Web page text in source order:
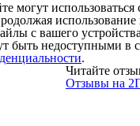
могут
использование
с вашего
быть недоступными в
.
Читайте
Отзывы на